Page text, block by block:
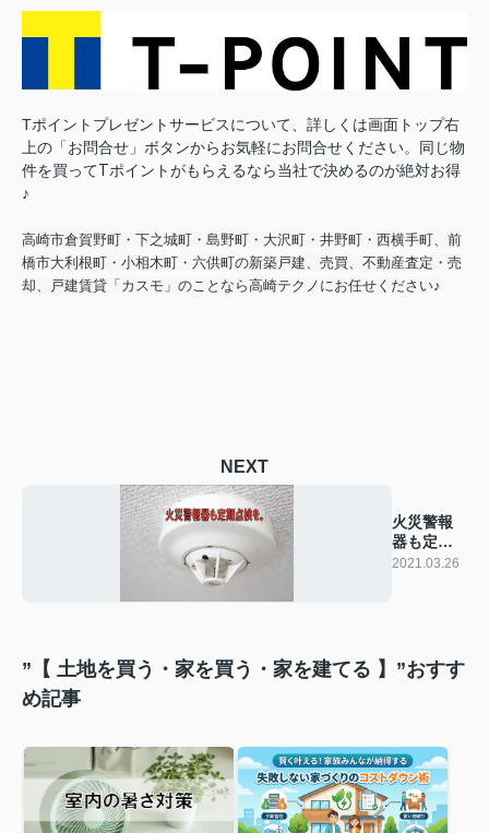
Tポイントプレゼントサービスについて、詳しくは画面トップ右
上の「お問合せ」ボタンからお気軽にお問合せください。 同じ物
件を買ってTポイントがもらえるなら当社で決めるのが絶対お得
♪
高崎市倉賀野町・下之城町・島野町・大沢町・井野町・西横手町、前
橋市大利根町・小相木町・六供町の新築戸建、売買、不動産査定・売
却、戸建賃貸「カスモ」のことなら高崎テクノにお任せください♪
NEXT
火災警報
器も定期
点検を。
2021.03.26
”【 土地を買う・家を買う・家を建てる 】”おすす
め記事